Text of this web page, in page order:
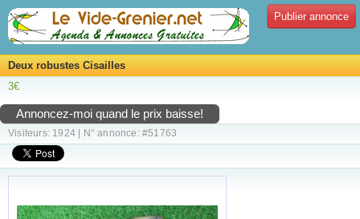
Publier annonce
Deux robustes Cisailles
3€
Annoncez-moi quand le prix baisse!
Visiteurs: 1924 | N° annonce: #51763